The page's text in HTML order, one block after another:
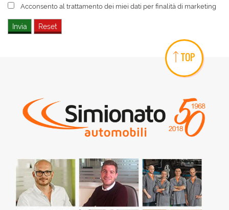
Acconsento al trattamento dei miei dati per finalità di marketing
TOP